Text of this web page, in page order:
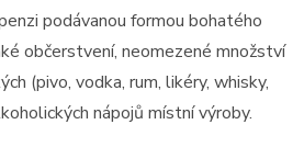
podávanou formou bohatého
občerstvení, neomezené množství
(pivo, vodka, rum, likéry, whisky,
nápojů místní výroby.